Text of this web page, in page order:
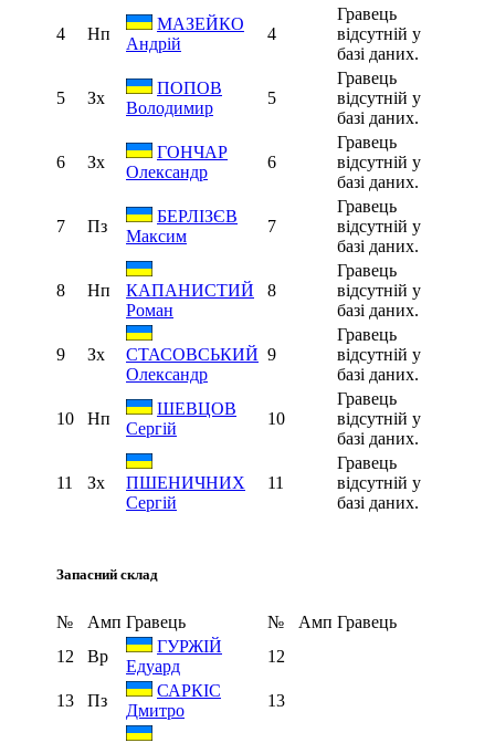
4 Нп
МАЗЕЙКО
Андрій
4
Гравець
відсутній у
базі даних.
5 Зх
ПОПОВ
Володимир
5
Гравець
відсутній у
базі даних.
6 Зх
ГОНЧАР
Олександр
6
Гравець
відсутній у
базі даних.
7 Пз
БЕРЛІЗЄВ
Максим
7
Гравець
відсутній у
базі даних.
8 Нп
КАПАНИСТИЙ
Роман
8
Гравець
відсутній у
базі даних.
9 Зх
СТАСОВСЬКИЙ
Олександр
9
Гравець
відсутній у
базі даних.
10 Нп
ШЕВЦОВ
Сергій
10
Гравець
відсутній у
базі даних.
11 Зх
ПШЕНИЧНИХ
Сергій
11
Гравець
відсутній у
базі даних.
Запасний склад
№ Амп Гравець № Амп Гравець
12
Вр
ГУРЖІЙ
Едуард
12
13 Пз
САРКІС
Дмитро
13